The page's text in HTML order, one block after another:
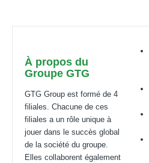
À propos du
Groupe GTG
GTG Group est formé de 4
filiales. Chacune de ces
filiales a un rôle unique à
jouer dans le succès global
de la société du groupe.
Elles collaborent également